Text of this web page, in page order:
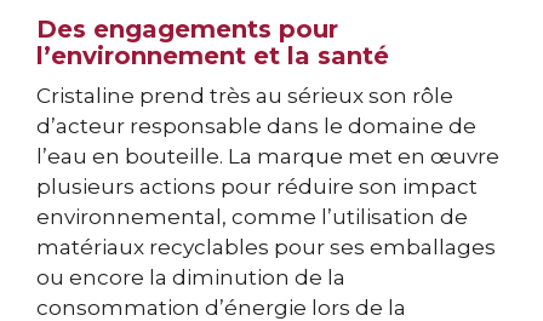
Des engagements pour
l’environnement et la santé
Cristaline prend très au sérieux son rôle
d’acteur responsable dans le domaine de
l’eau en bouteille. La marque met en œuvre
plusieurs actions pour réduire son impact
environnemental, comme l’utilisation de
matériaux recyclables pour ses emballages
ou encore la diminution de la
consommation d’énergie lors de la